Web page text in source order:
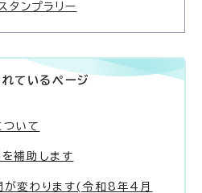
ンプラリー
れているページ
いて
補助します
が変わります(令和8年4月